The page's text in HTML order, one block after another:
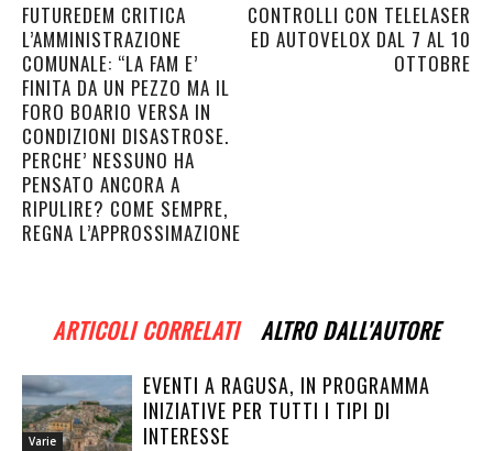
FUTUREDEM CRITICA
L’AMMINISTRAZIONE
COMUNALE: “LA FAM E’
FINITA DA UN PEZZO MA IL
FORO BOARIO VERSA IN
CONDIZIONI DISASTROSE.
PERCHE’ NESSUNO HA
PENSATO ANCORA A
RIPULIRE? COME SEMPRE,
REGNA L’APPROSSIMAZIONE
CONTROLLI CON TELELASER
ED AUTOVELOX DAL 7 AL 10
OTTOBRE
ARTICOLI CORRELATI ALTRO DALL'AUTORE
Varie
EVENTI A RAGUSA, IN PROGRAMMA
INIZIATIVE PER TUTTI I TIPI DI
INTERESSE